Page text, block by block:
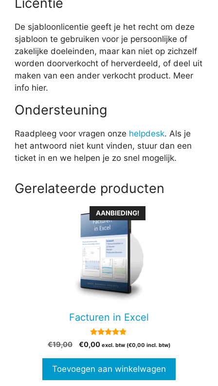
De sjabloonlicentie geeft je het recht om deze
sjabloon te gebruiken voor je persoonlijke of
zakelijke doeleinden, maar kan niet op zichzelf
worden doorverkocht of herverdeeld, of deel uit
maken van een ander verkocht product. Meer
info hier.
Ondersteuning
Raadpleeg voor vragen onze helpdesk. Als je
het antwoord niet kunt vinden, stuur dan een
ticket in en we helpen je zo snel mogelijk.
Gerelateerde producten
AANBIEDING!
Facturen in Excel
4.73
van 5
€19,00
Oorspronkelijke
€19,00.
€0,00Huidige
€0,00.
excl. btw (€0,00 incl. btw)
Toevoegen aan winkelwagen